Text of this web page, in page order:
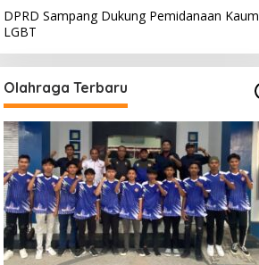
DPRD Sampang Dukung Pemidanaan Kaum
LGBT
Olahraga Terbaru